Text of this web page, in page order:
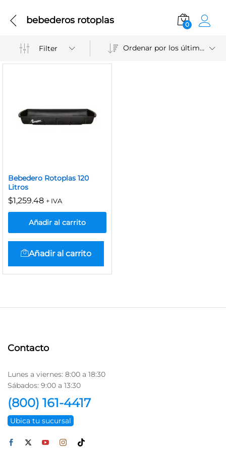
bebederos rotoplas 0
Filter Ordenar por los últimos
Bebedero Rotoplas 120
Litros
$1,259.48 + IVA
Añadir al carrito
Añadir al carrito
Contacto
Lunes a viernes: 8:00 a 18:30
Sábados: 9:00 a 13:30
(800) 161-4417
Ubica tu sucursal